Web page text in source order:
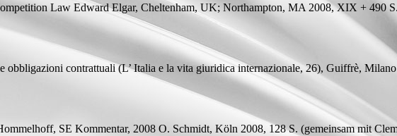
Law Edward Elgar, Cheltenham, UK; Northampton, MA 2008, XIX + 490 S.
obbligazioni contrattuali (L’ Italia e la vita giuridica internazionale, 26), Guiffrè,
SE Kommentar, 2008 O. Schmidt, Köln 2008, 128S. (gemeinsam mit